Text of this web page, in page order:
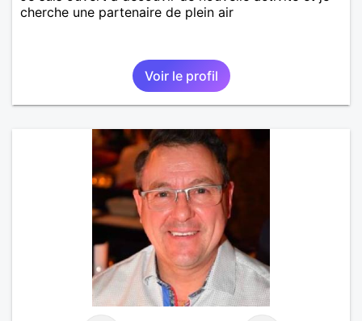
cherche une partenaire de plein air
Voir le profil